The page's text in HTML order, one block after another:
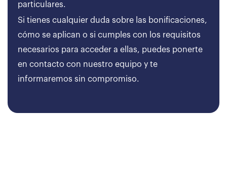
particulares.
Si tienes cualquier duda sobre las bonificaciones,
cómo se aplican o si cumples con los requisitos
necesarios para acceder a ellas, puedes ponerte
en contacto con nuestro equipo y te
informaremos sin compromiso.